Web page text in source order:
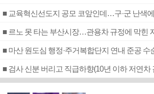
■ 교육혁신선도지 공모 코앞인데…구·군 난색에
■ 르노 못 타는 부산시장…관용차 규정에 막힌
■ 마산 원도심 행정·주거복합단지 연내 준공 수